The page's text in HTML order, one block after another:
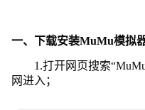
一、下载安装MuMu模拟
1.打开网页搜索
网进入；